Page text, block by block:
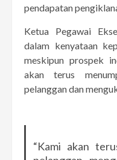
pendapatan
Ketua Pegawai
dalam kenyataan
meskipun prospek
akan terus
pelanggan dan
“Kami akan